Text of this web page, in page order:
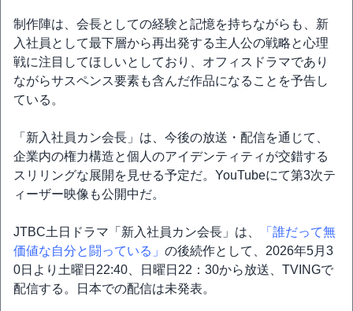
制作陣は、会長としての経験と記憶を持ちながらも、新
入社員として最下層から再出発する主人公の戦略と心理
戦に注目してほしいとしており、オフィスドラマであり
ながらサスペンス要素も含んだ作品になることを予告し
ている。
「新入社員カン会長」は、今後の放送・配信を通じて、
企業内の権力構造と個人のアイデンティティが交錯する
スリリングな展開を見せる予定だ。YouTubeにて第3次テ
ィーザー映像も公開中だ。
JTBC土日ドラマ「新入社員カン会長」は、
「誰だって無
価値な自分と闘っている」 の後続作として、2026年5月3
0日より土曜日22:40、日曜日22：30から放送、TVINGで
配信する。日本での配信は未発表。